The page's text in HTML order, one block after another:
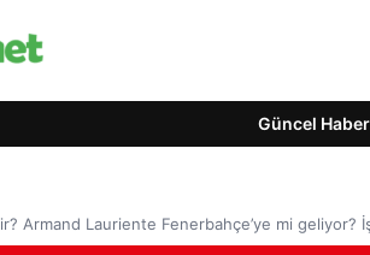
Güncel
Armand Lauriente Fenerbahçe’ye mi